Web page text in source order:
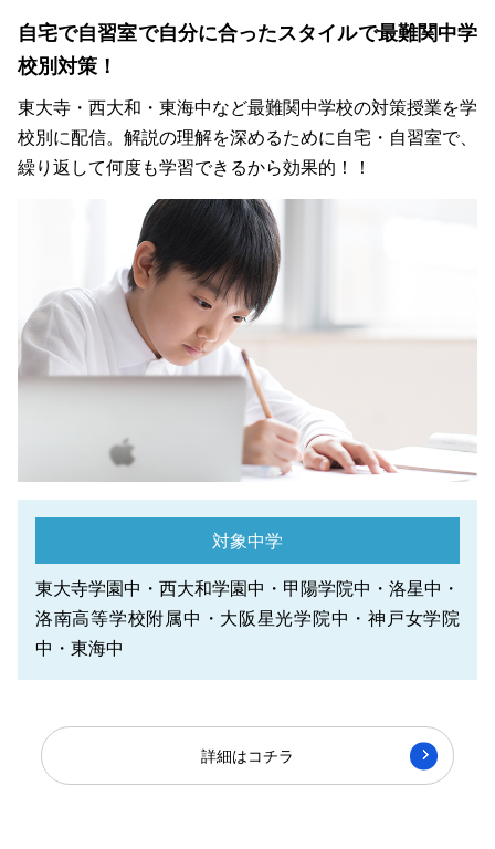
自宅で自習室で自分に合ったスタイルで最難関中学
校別対策！
東大寺・西大和・東海中など最難関中学校の対策授業を学
校別に配信。解説の理解を深めるために自宅・自習室で、
繰り返して何度も学習できるから効果的！！
対象中学
東大寺学園中・西大和学園中・甲陽学院中・洛星中・
洛南高等学校附属中・大阪星光学院中・神戸女学院
中・ 東海中
詳細はコチラ